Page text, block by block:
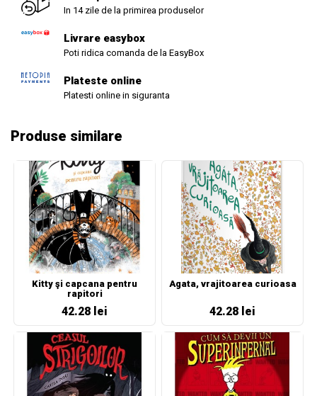
In 14 zile de la primirea produselor
Livrare easybox
Poti ridica comanda de la EasyBox
Plateste online
Platesti online in siguranta
Produse similare
Kitty şi capcana pentru
rapitori
42.28 lei
Agata, vrajitoarea curioasa
42.28 lei